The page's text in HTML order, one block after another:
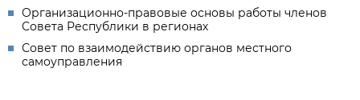
Организационно-правовые основы работы членов
Совета Республики в регионах
Совет по взаимодействию органов местного
самоуправления